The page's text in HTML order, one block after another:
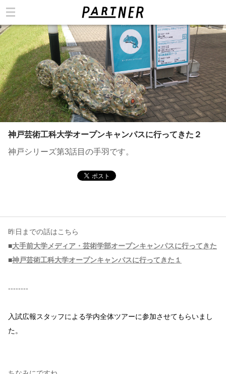
神戸芸術工科大学オープンキャンパスに行ってきた２
神戸シリーズ第3話目の手羽です。
昨日までの話はこちら
■大手前大学メディア・芸術学部オープンキャンパスに行ってきた
■神戸芸術工科大学オープンキャンパスに行ってきた１
--------
入試広報スタッフによる学内全体ツアーに参加させてもらいまし
た。
カテゴリ
コンテンツ